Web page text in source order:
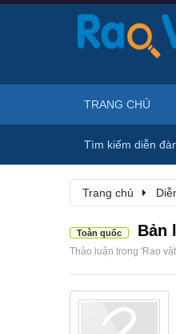
Trang chủ
Toàn quốc Bản
Thảo luận trong 'Rao
TRANG CHỦ
Tìm kiếm diễn